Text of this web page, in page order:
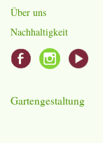
Über uns
Nachhaltigkeit
Gartengestaltung